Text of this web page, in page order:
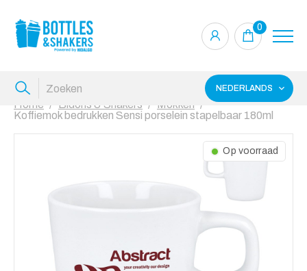
0
NEDERLANDS
Home Bidons & Shakers
Mokken
Koffiemok bedrukken Sensi porselein stapelbaar 180ml
Op voorraad